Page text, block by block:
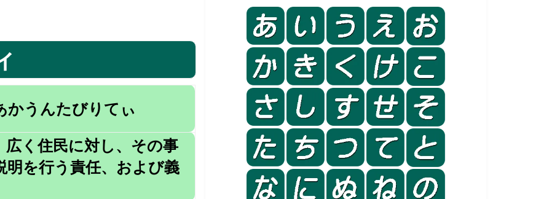
うんたびりてぃ
く住民に対し、その事
を行う責任、および義